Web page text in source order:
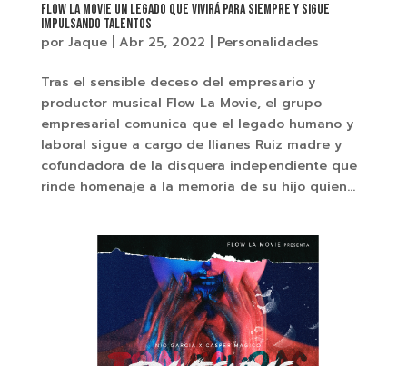
FLOW LA MOVIE UN LEGADO QUE VIVIRÁ PARA SIEMPRE Y SIGUE
IMPULSANDO TALENTOS
por Jaque| Abr 25, 2022 Personalidades
Tras el sensible deceso del empresario y
productor musical Flow La Movie, el grupo
empresarial comunica que el legado humano y
laboral sigue a cargo de Ilianes Ruiz madre y
cofundadora de la disquera independiente que
rinde homenaje a la memoria de su hijo quien...